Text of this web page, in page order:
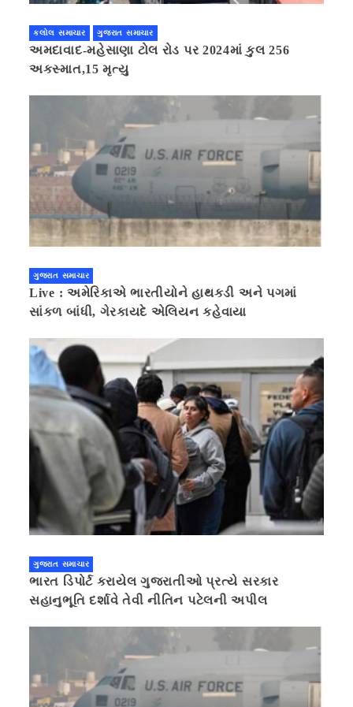
કલોલ સમાચાર ગુજરાત સમાચાર
અમદાવાદ-મહેસાણા ટોલ રોડ પર 2024માં કુલ 256
અકસ્માત,15 મૃત્યુ
ગુજરાત સમાચાર
Live : અમેરિકાએ ભારતીયોને હાથકડી અને પગમાં
સાંકળ બાંધી, ગેરકાયદે એલિયન કહેવાયા
ગુજરાત સમાચાર
ભારત ડિપોર્ટ કરાયેલ ગુજરાતીઓ પ્રત્યે સરકાર
સહાનુભૂતિ દર્શાવે તેવી નીતિન પટેલની અપીલ